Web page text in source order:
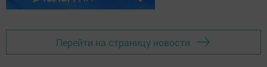
Перейти на страницу новости